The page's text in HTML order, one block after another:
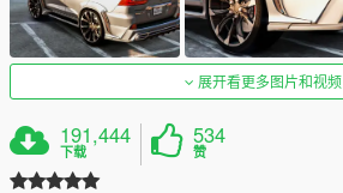
展开看更多图片和视频
191,444
下载
534
赞